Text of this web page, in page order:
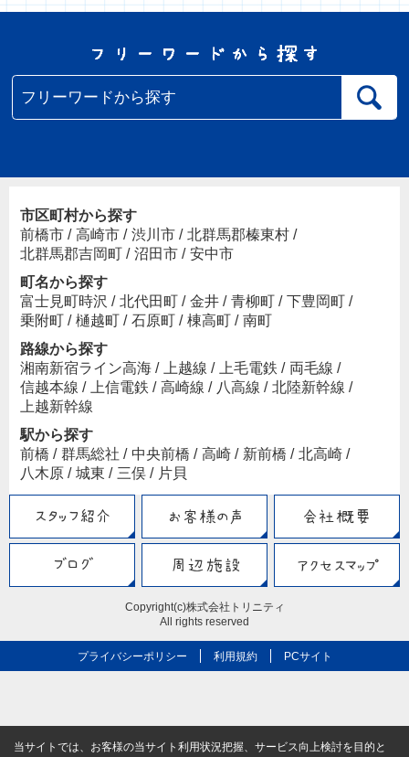
市区町村から探す
前橋市 / 高崎市 / 渋川市 / 北群馬郡榛東村 /
北群馬郡吉岡町 / 沼田市 / 安中市
町名から探す
富士見町時沢 / 北代田町 / 金井 / 青柳町 / 下豊岡町 /
乗附町 / 樋越町 / 石原町 / 棟高町 / 南町
路線から探す
湘南新宿ライン高海 / 上越線 / 上毛電鉄 / 両毛線 /
信越本線 / 上信電鉄 / 高崎線 / 八高線 / 北陸新幹線 /
上越新幹線
駅から探す
前橋 / 群馬総社 / 中央前橋 / 高崎 / 新前橋 / 北高崎 /
八木原 / 城東 / 三俣 / 片貝
Copyright(c)株式会社トリニティ
All rights reserved
プライバシーポリシー 利用規約 PCサイト
当サイトでは、お客様の当サイト利用状況把握、サービス向上検討を目的と